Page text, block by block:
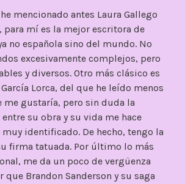
mencionado antes Laura Gallego
para mí es la mejor escritora de
no española sino del mundo. No
excesivamente complejos, pero
y diversos. Otro más clásico es
Lorca, del que he leído menos
me gustaría, pero sin duda la
su obra y su vida me hace
identificado. De hecho, tengo la
firma tatuada. Por último lo más
me da un poco de vergüenza
que Brandon Sanderson y su saga